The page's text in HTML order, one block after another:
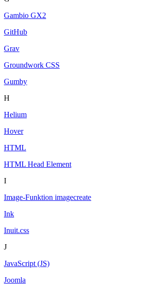
Gambio GX2
GitHub
Grav
Groundwork CSS
Gumby
H
Helium
Hover
HTML
HTML Head Element
I
Image-Funktion imagecreate
Ink
Inuit.css
J
JavaScript (JS)
Joomla